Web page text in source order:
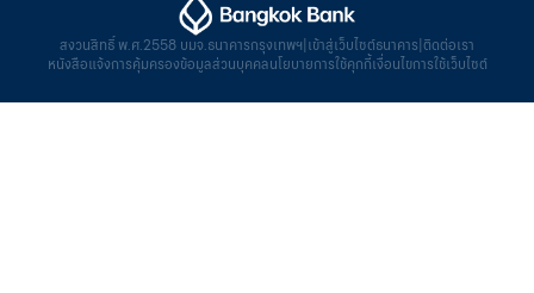
สงวนสิทธิ์ พ.ศ.2558 บมจ.ธนาคารกรุงเทพฯ เข้าสู่เว็บไซต์ธนาคาร ติดต่อเรา
หนังสือแจ้งการคุ้มครองข้อมูลส่วนบุคคลนโยบายการใช้คุกกี้เงื่อนไขการใช้เว็บไซต์